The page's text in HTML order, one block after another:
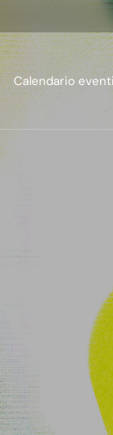
Calendario eventi